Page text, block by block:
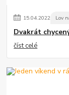
15.04.2022 Lov
Dvakrát
číst celé